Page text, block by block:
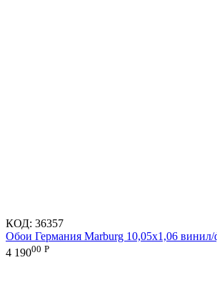
КОД: 36357
Обои Германия Marburg 10,05x1,06
4 19000 Р